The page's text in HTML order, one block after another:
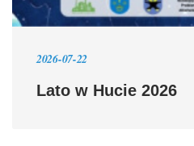
2026-07-22
Lato w Hucie 2026